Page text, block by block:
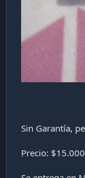
Sin Garantía,
Precio: $15.000